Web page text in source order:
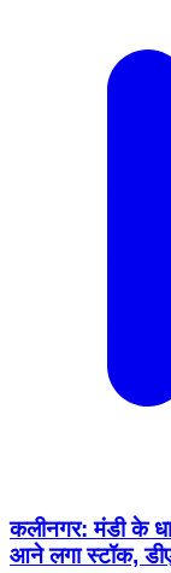
कलीनगर: मंडी के
आने लगा स्टॉक,